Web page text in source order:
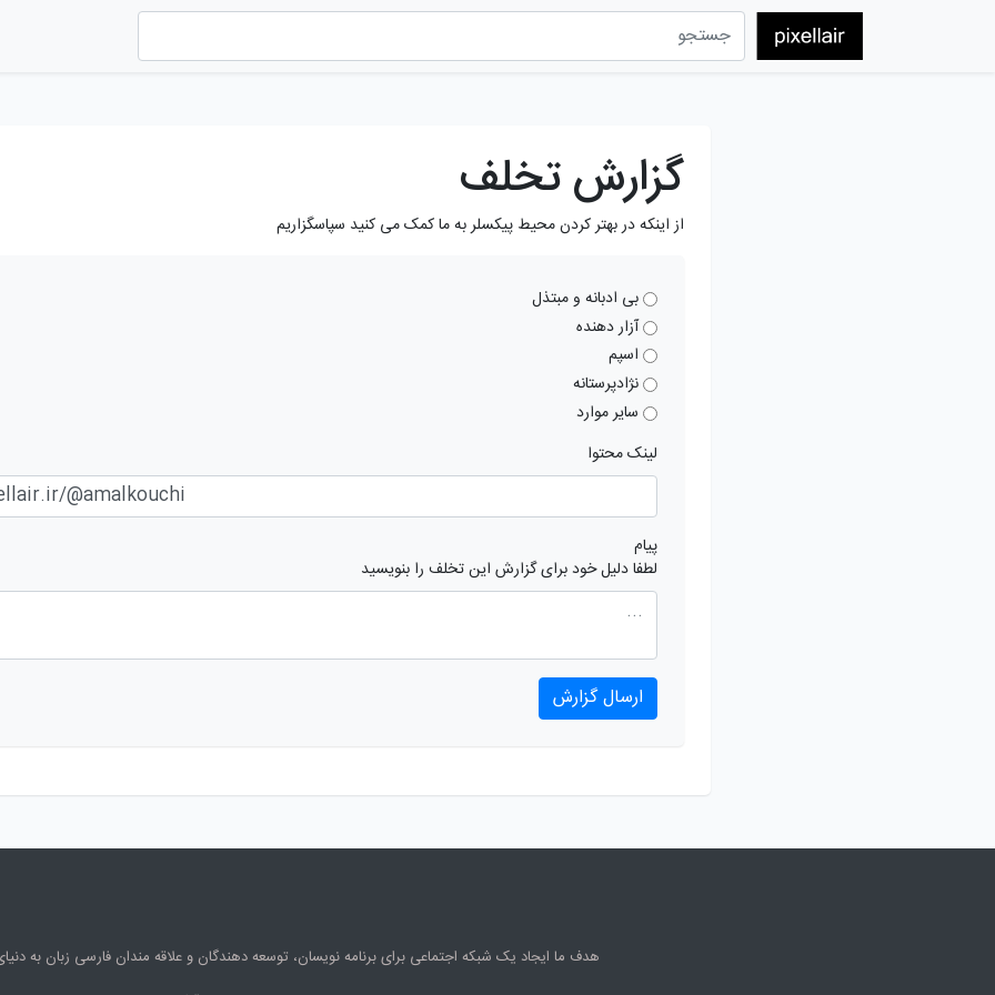
گزارش تخلف
از اینکه در بهتر کردن محیط پیکسلر به ما کمک می کنید سپاسگزاریم
بی ادبانه و مبتذل
آزار دهنده
اسپم
نژادپرستانه
سایر موارد
لینک محتوا
پیام
لطفا دلیل خود برای گزارش این تخلف را بنویسید
ارسال گزارش
هدف ما ایجاد یک شبکه اجتماعی برای برنامه نویسان، توسعه دهندگان و علاقه مندان فارسی زبان به